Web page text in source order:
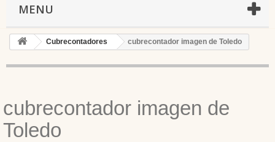
MENU
Cubrecontadores cubrecontador imagen de Toledo
cubrecontador imagen de
Toledo